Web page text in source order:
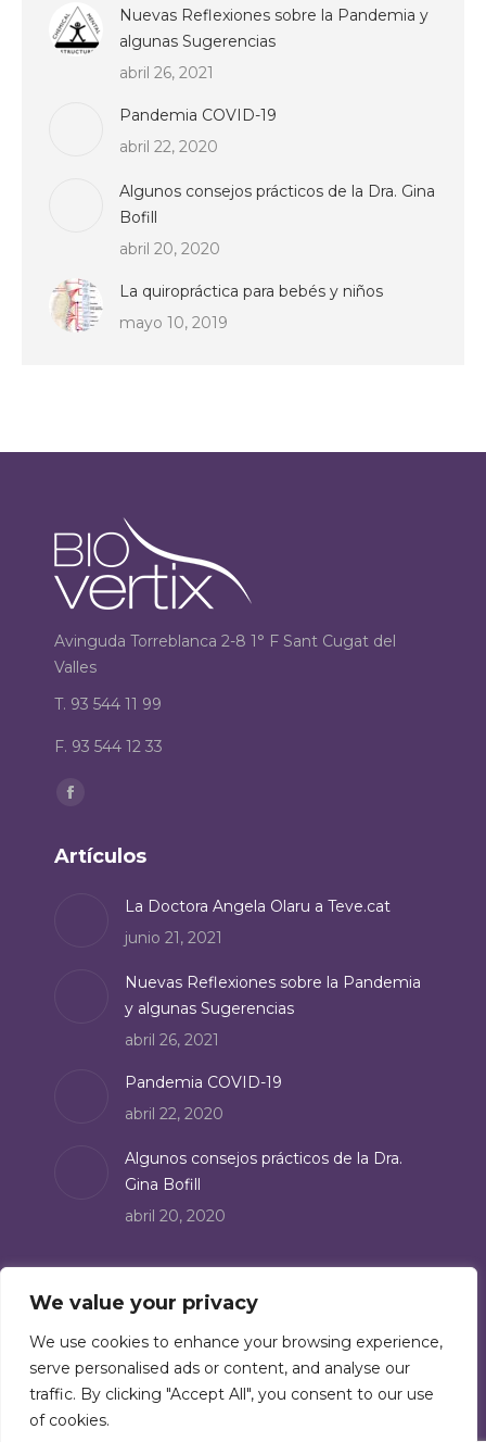
We value your privacy
We use cookies to enhance your browsing experience,
serve personalised ads or content, and analyse our
traffic. By clicking "Accept All", you consent to our use
of cookies.
Nuevas Reflexiones sobre la Pandemia y
algunas Sugerencias
abril 26, 2021
Pandemia COVID-19
abril 22, 2020
Algunos consejos prácticos de la Dra. Gina
Bofill
abril 20, 2020
La quiropráctica para bebés y niños
mayo 10, 2019
Avinguda Torreblanca 2-8 1° F Sant Cugat del
Valles
T. 93 544 11 99
F. 93 544 12 33
Encuéntranos en:
opens
window
Artículos
La Doctora Angela Olaru a Teve.cat
junio 21, 2021
Nuevas Reflexiones sobre la Pandemia
y algunas Sugerencias
abril 26, 2021
Pandemia COVID-19
abril 22, 2020
Algunos consejos prácticos de la Dra.
Gina Bofill
abril 20, 2020
Suscríbete